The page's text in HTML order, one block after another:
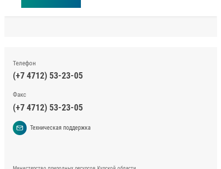
Телефон
(+7 4712) 53-23-05
Факс
(+7 4712) 53-23-05
Техническая поддержка